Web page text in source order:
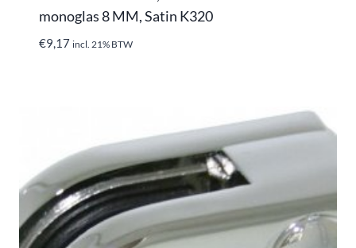
monoglas 8 MM, Satin K320
€9,17 incl. 21% BTW